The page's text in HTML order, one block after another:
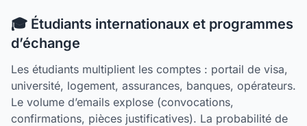
🎓 Étudiants internationaux et programmes
d’échange
Les étudiants multiplient les comptes : portail de visa,
université, logement, assurances, banques, opérateurs.
Le volume d’emails explose (convocations,
confirmations, pièces justificatives). La probabilité de